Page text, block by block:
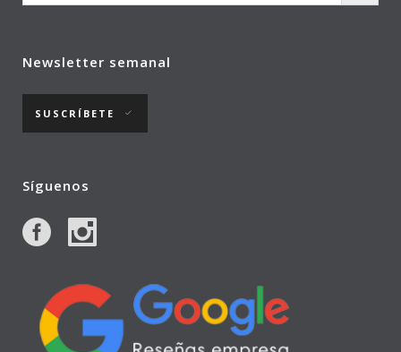
Newsletter semanal
SUSCRÍBETE
Síguenos